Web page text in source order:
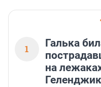
1
Галька
на